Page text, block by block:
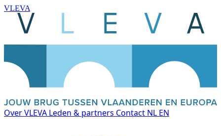
VLEVA
Over VLEVA Leden & partners Contact NL EN